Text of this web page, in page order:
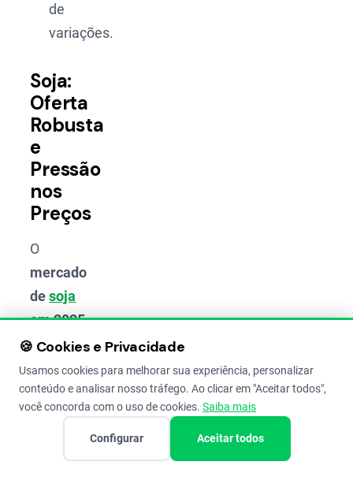
de
variações.
Soja:
Oferta
Robusta
e
Pressão
nos
Preços
O
mercado
desoja
em 2025
deve ser
marcado
por uma
oferta
muito
🍪 Cookies e Privacidade
Usamos cookies para melhorar sua experiência, personalizar
conteúdo e analisar nosso tráfego. Ao clicar em "Aceitar todos",
você concorda com o uso de cookies. Saiba mais
Configurar Aceitar todos